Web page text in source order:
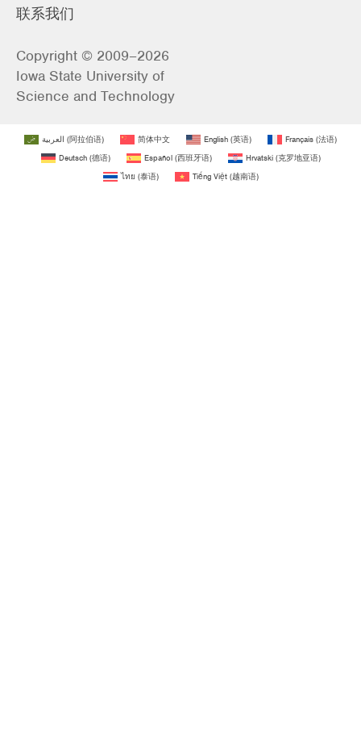
联系我们
Copyright © 2009–2026
Iowa State University of
Science and Technology
العربية (阿拉伯语) 简体中文 English (英语) Français (法语)
Deutsch(德语) Español(西班牙语) Hrvatski(克罗地亚语)
ไทย (泰语) Tiếng Việt(越南语)